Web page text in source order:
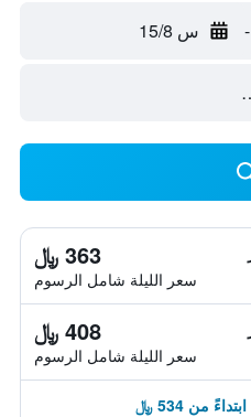
- س 15/8
363 ﷼
سعر الليلة شامل الرسوم
408 ﷼
سعر الليلة شامل الرسوم